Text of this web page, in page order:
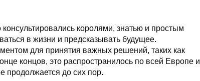
королями, знатью и простым
в жизни и предсказывать будущее.
для принятия важных решений, таких как
концов, это распространилось по всей Европе и
продолжается до сих пор.